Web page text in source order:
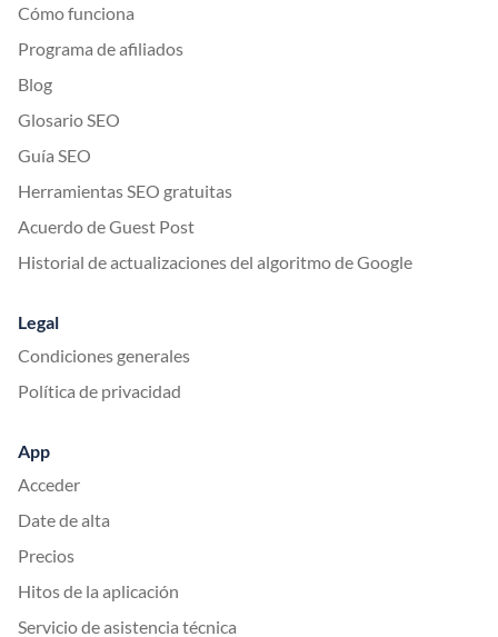
Cómo funciona
Programa de afiliados
Blog
Glosario SEO
Guía SEO
Herramientas SEO gratuitas
Acuerdo de Guest Post
Historial de actualizaciones del algoritmo de Google
Legal
Condiciones generales
Política de privacidad
App
Acceder
Date de alta
Precios
Hitos de la aplicación
Servicio de asistencia técnica